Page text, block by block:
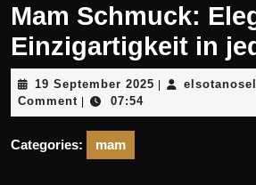
Mam Schmuck:
Einzigartigkeit in
19 September 2025 19
2025
|
Comment | 07:54
Categories: mam